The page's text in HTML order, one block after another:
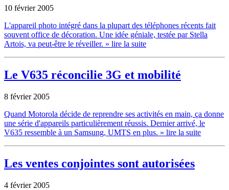
10 février 2005
L'appareil photo intégré dans la plupart des téléphones récents fait
souvent office de décoration. Une idée géniale, testée par Stella
Artois, va peut-être le réveiller. » lire la suite
Le V635 réconcilie 3G et mobilité
8 février 2005
Quand Motorola décide de reprendre ses activités en main, ça donne
une série d'appareils particulièrement réussis. Dernier arrivé, le
V635 ressemble à un Samsung, UMTS en plus. » lire la suite
Les ventes conjointes sont autorisées
4 février 2005